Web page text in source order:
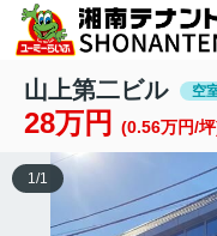
山上第二ビル 空
28万円 (0.56万円/
1/1